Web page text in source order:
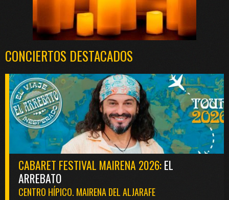
CONCIERTOS DESTACADOS
CABARET FESTIVAL MAIRENA 2026:EL
ARREBATO
CENTRO HÍPICO. MAIRENA DEL ALJARAFE